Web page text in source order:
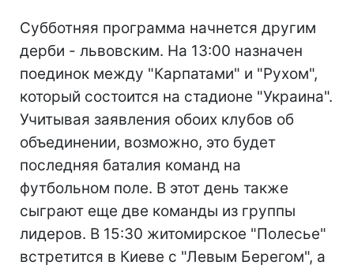
Субботняя программа начнется другим
дерби - львовским. На 13:00 назначен
поединок между "Карпатами" и "Рухом",
который состоится на стадионе "Украина".
Учитывая заявления обоих клубов об
объединении, возможно, это будет
последняя баталия команд на
футбольном поле. В этот день также
сыграют еще две команды из группы
лидеров. В 15:30 житомирское "Полесье"
встретится в Киеве с "Левым Берегом", а